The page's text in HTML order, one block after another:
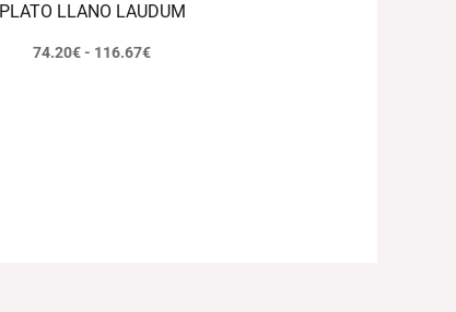
PLATO LLANO LAUDUM
74.20€- 116.67€